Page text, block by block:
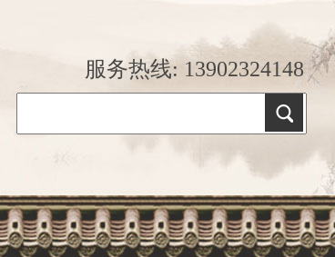
服务热线: 13902324148